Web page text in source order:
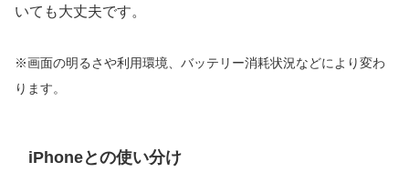
いても大丈夫です。
※画面の明るさや利用環境、バッテリー消耗状況などにより変わ
ります。
iPhoneとの使い分け